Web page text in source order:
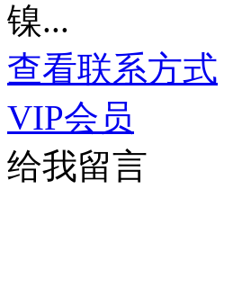
镍...
查看联系方式
VIP会员
给我留言